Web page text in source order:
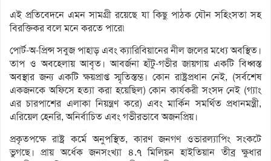
এই প্রতিবেদনে এমন সামগ্রী রয়েছে যা কিছু পাঠক যৌন সহিংসতা সহ
বিরক্তিকর বলে মনে করতে পারে৷
পোর্ট-অ-প্রিন্স সবুজ পাহাড় এবং ক্যারিবিয়ানের নীল জলের মধ্যে অবস্থিত।
তাপ ও অবহেলায় আবৃত। আবর্জনা হাঁটু-গভীর জায়গায় একটি বিধ্বস্ত
অবস্থার জন্য একটি ক্ষয়প্রাপ্ত স্মৃতিস্তম্ভ। কোন রাষ্ট্রপ্রধান নেই, (সর্বশেষ
একজনকে অফিসে হত্যা করা হয়েছিল) কোন কার্যকরী সংসদ নেই (গ্যাং
এর চারপাশের এলাকা নিয়ন্ত্রণ করে) এবং মার্কিন সমর্থিত প্রধানমন্ত্রী,
এরিয়েল হেনরি, অনির্বাচিত এবং গভীরভাবে অজনপ্রিয়।
প্রকৃতপক্ষে রাষ্ট্র কর্মে অনুপস্থিত, কারণ জনগণ ওভারল্যাপিং সংকটে
ভুগছে। প্রায় অর্ধেক জনসংখ্যা ৪.৭ মিলিয়ন হাইতিয়ান তীব্র ক্ষুধার